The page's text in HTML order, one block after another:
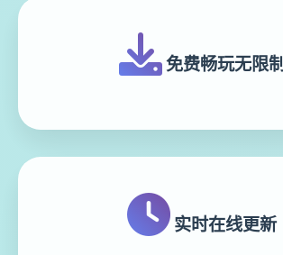
免费畅玩无限制
实时在线更新